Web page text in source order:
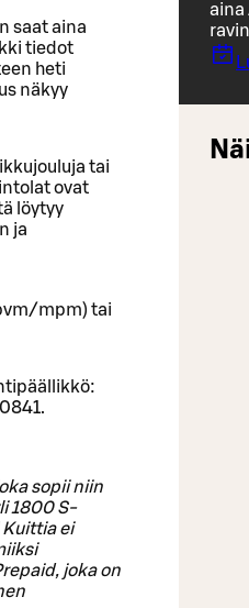
saat aina
tiedot
heti
näkyy
tai
ovat
löytyy
ja
mpm) tai
sopii niin
1800 S-
ei
joka on
aina